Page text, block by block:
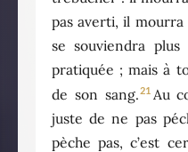
pas averti, il mourra
se souviendra
pratiquée ; mais à
de son sang.21 Au
juste de ne pas
pèche pas, c’est